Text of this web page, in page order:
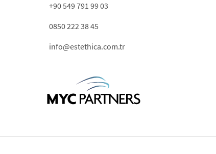
+90 549 791 99 03
0850 222 38 45
info@estethica.com.tr